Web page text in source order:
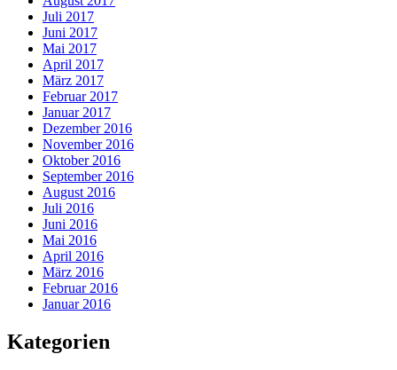
Juli 2017
Juni 2017
Mai 2017
April 2017
März 2017
Februar 2017
Januar 2017
Dezember 2016
November 2016
Oktober 2016
September 2016
August 2016
Juli 2016
Juni 2016
Mai 2016
April 2016
März 2016
Februar 2016
Januar 2016
Kategorien